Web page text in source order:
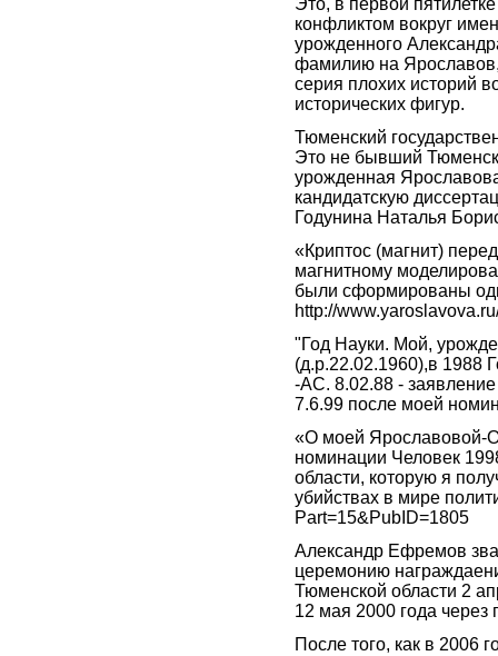
Это, в первой
конфликтом вокруг
урожденного
фамилию на Ярославов,
серия плохих историй
исторических фигур.
Тюменский
Это не бывший
урожденная
кандидатскую
Годунина Наталья
«Криптос (магнит)
магнитному
были сформированы
http://
"Год Науки. Мой,
(д.р.22.02.1960),в 1988
-АС. 8.02.88 - заявление
7.6.99 после моей
«О моей Ярославовой-
номинации Человек
области, которую я
убийствах в мире
Part=15&PubID=1805
Александр Ефремов
церемонию
Тюменской области 2
12 мая 2000 года через
После того, как в 2006